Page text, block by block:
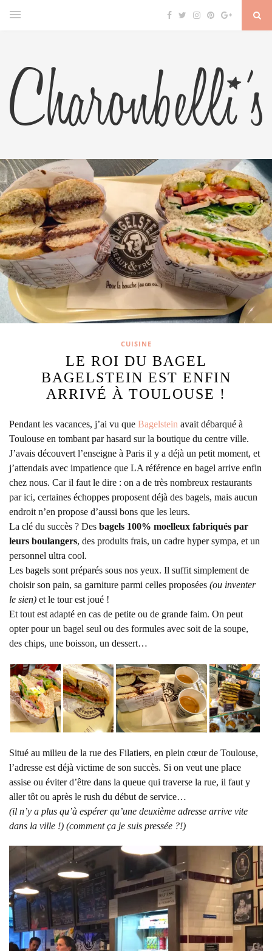
CUISINE
LE ROI DU BAGEL
BAGELSTEIN EST ENFIN
ARRIVÉ À TOULOUSE !
Pendant les vacances, j’ai vu que Bagelstein avait débarqué à
Toulouse en tombant par hasard sur la boutique du centre ville.
J’avais découvert l’enseigne à Paris il y a déjà un petit moment, et
j’attendais avec impatience que LA référence en bagel arrive enfin
chez nous. Car il faut le dire : on a de très nombreux restaurants
par ici, certaines échoppes proposent déjà des bagels, mais aucun
endroit n’en propose d’aussi bons que les leurs.
La clé du succès ? Des bagels 100% moelleux fabriqués par
leurs boulangers, des produits frais, un cadre hyper sympa, et un
personnel ultra cool.
Les bagels sont préparés sous nos yeux. Il suffit simplement de
choisir son pain, sa garniture parmi celles proposées (ou inventer
le sien) et le tour est joué !
Et tout est adapté en cas de petite ou de grande faim. On peut
opter pour un bagel seul ou des formules avec soit de la soupe,
des chips, une boisson, un dessert…
Situé au milieu de la rue des Filatiers, en plein cœur de Toulouse,
l’adresse est déjà victime de son succès. Si on veut une place
assise ou éviter d’être dans la queue qui traverse la rue, il faut y
aller tôt ou après le rush du début de service…
(il n’y a plus qu’à espérer qu’une deuxième adresse arrive vite
dans la ville !) (comment ça je suis pressée ?!)